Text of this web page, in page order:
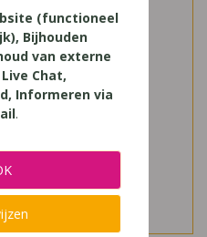
(functioneel
Bijhouden
van externe
Chat,
Informeren via
.